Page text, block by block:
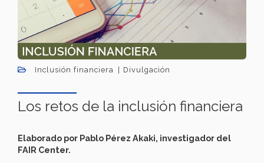
Inclusión financiera Divulgación
Los retos de la inclusión financiera
Elaborado por Pablo Pérez Akaki, investigador del
FAIR Center.